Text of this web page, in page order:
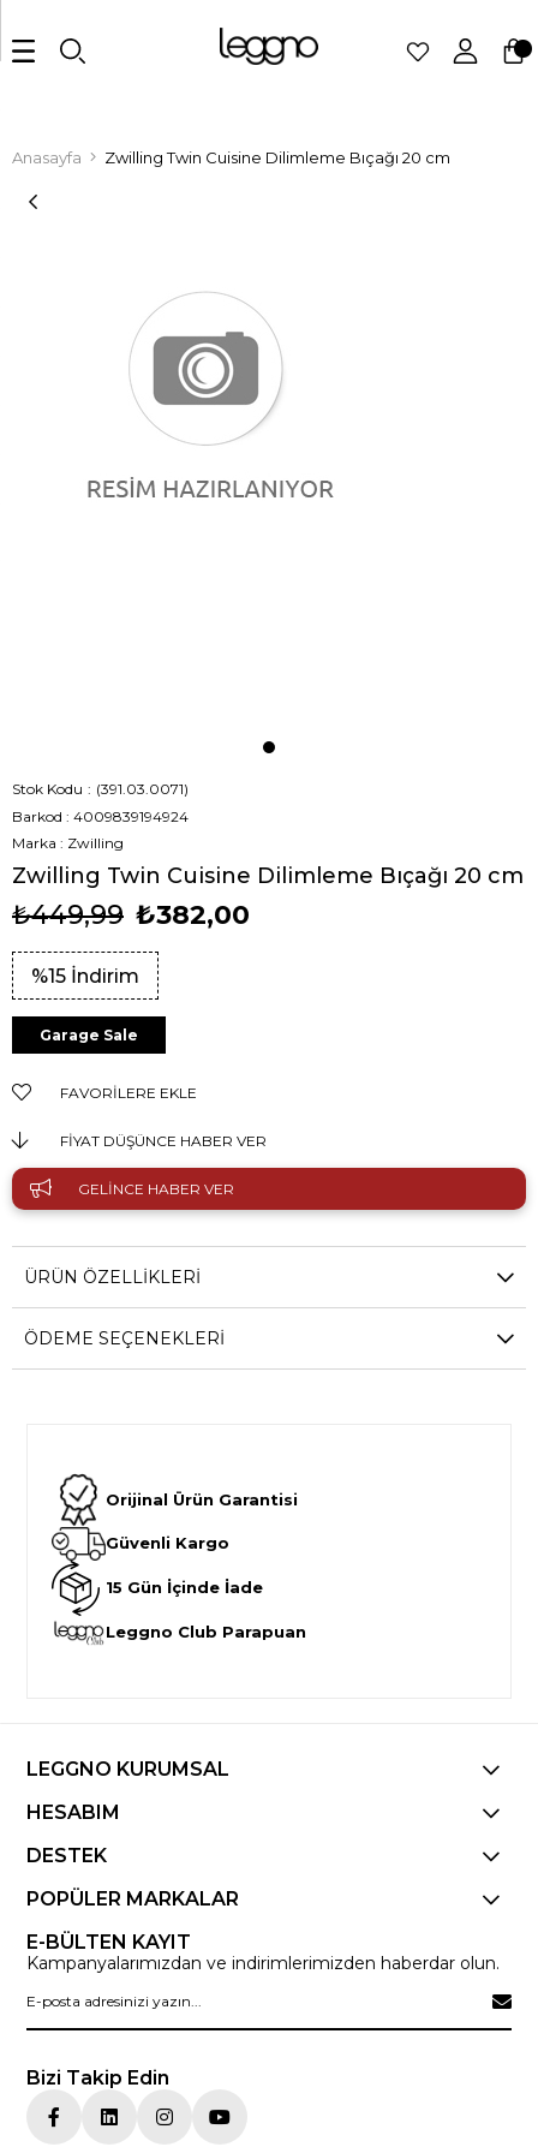
Anasayfa Zwilling Twin Cuisine Dilimleme Bıçağı 20 cm
Stok Kodu
(391.03.0071)
Barkod : 4009839194924
Marka : Zwilling
Zwilling Twin Cuisine Dilimleme Bıçağı 20 cm
%15 İndirim
₺449,99 ₺382,00
Garage Sale
FAVORILERE EKLE
FIYAT DÜŞÜNCE HABER VER
GELINCE HABER VER
ÜRÜN ÖZELLIKLERI
ÖDEME SEÇENEKLERI
Orijinal Ürün Garantisi
Güvenli Kargo
15 Gün İçinde İade
Leggno Club Parapuan
LEGGNO KURUMSAL
HESABIM
DESTEK
POPÜLER MARKALAR
E-BÜLTEN KAYIT
Kampanyalarımızdan ve indirimlerimizden haberdar olun.
Bizi Takip Edin